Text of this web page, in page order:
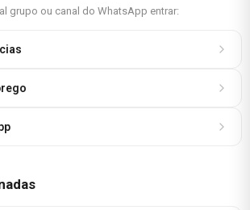
grupo ou canal do WhatsApp entrar: